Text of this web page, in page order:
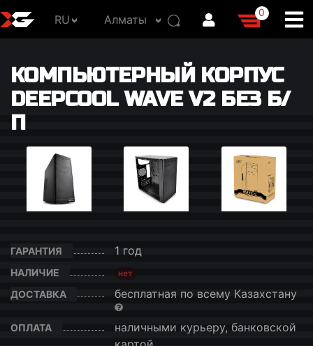
RU Алматы
0
КОМПЬЮТЕРНЫЙ КОРПУС
DEEPCOOL WAVE V2 БЕЗ Б/
П
ГАРАНТИЯ 1 год
НАЛИЧИЕ нет
ДОСТАВКА бесплатная по всему Казахстану
ОПЛАТА
наличными курьеру, банковской